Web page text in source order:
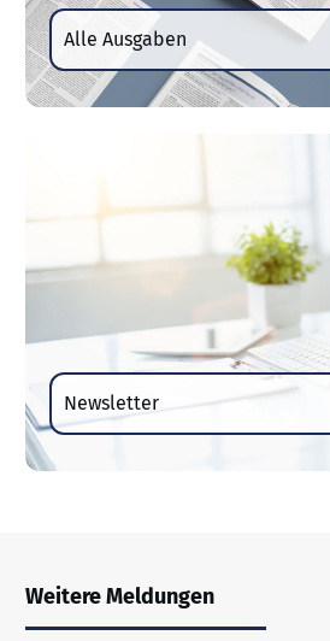
Alle Ausgaben
Newsletter
Weitere Meldungen